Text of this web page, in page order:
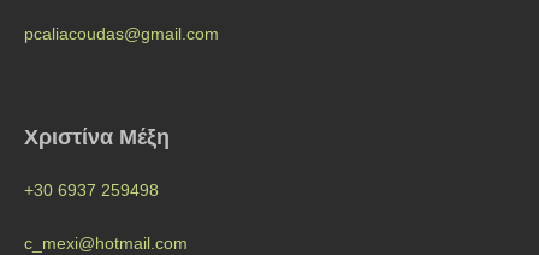
pcaliacoudas@gmail.com
Χριστίνα Μέξη
+30 6937 259498
c_mexi@hotmail.com